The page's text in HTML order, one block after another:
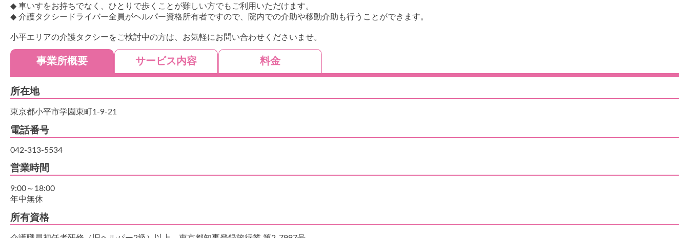
◆ 車いすをお持ちでなく、ひとりで歩くことが難しい方でもご利用いただけます。
◆ 介護タクシードライバー全員がヘルパー資格所有者ですので、院内での介助や移動介助も行うことができます。
小平エリアの介護タクシーをご検討中の方は、お気軽にお問い合わせくださいませ。
事業所概要 サービス内容 料金
所在地
東京都小平市学園東町1-9-21
電話番号
042-313-5534
営業時間
9:00～18:00
年中無休
所有資格